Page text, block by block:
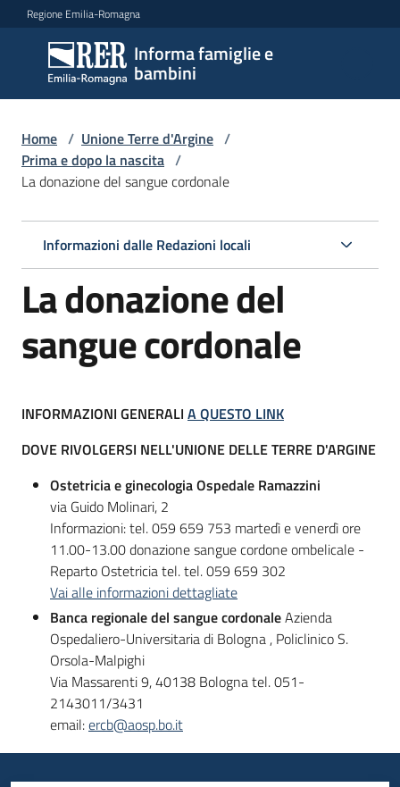
Vai al contenuto
Vai alla navigazione
Vai al footer
Regione Emilia-Romagna
Informa famiglie e
bambini
Informa
famiglie
e
bambini
per
Informazioni
locali
Newsletter
Home / Unione Terre d'Argine /
Prima e dopo la nascita /
La donazione del sangue cordonale
Informazioni dalle Redazioni locali
La donazione del
sangue cordonale
INFORMAZIONI GENERALI A QUESTO LINK
DOVE RIVOLGERSI NELL'UNIONE DELLE TERRE D'ARGINE
Ostetricia e ginecologia Ospedale Ramazzini
via Guido Molinari, 2
Informazioni: tel. 059 659 753 martedì e venerdì ore
11.00-13.00 donazione sangue cordone ombelicale -
Reparto Ostetricia tel. tel. 059 659 302
Vai alle informazioni dettagliate
Banca regionale del sangue cordonaleAzienda
Ospedaliero-Universitaria di Bologna , Policlinico S.
Orsola-Malpighi
Via Massarenti 9, 40138 Bologna tel. 051-
2143011/3431
email:ercb@aosp.bo.it